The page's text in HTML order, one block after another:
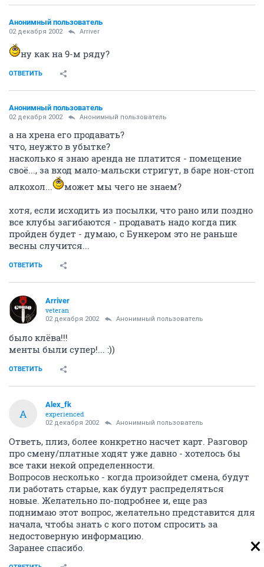
Анонимный пользователь
02 декабря 2002 Arriver
ну как на 9-м ряду?
ОТВЕТИТЬ
Анонимный пользователь
02 декабря 2002 Анонимный пользователь
а на хрена его продавать?
что, неужто в убытке?
насколько я знаю аренда не платится - помещение
своё..., за вход мало-мальски стригут, в баре нон-стоп
алкохол...
может мы чего не знаем?
хотя, если исходить из посылки, что рано или поздно
все клубы загибаются - продавать надо когда пик
пройден будет - думаю, с Бункером это не раньше
весны случится...
ОТВЕТИТЬ
Arriver
veteran
02 декабря 2002 Анонимный пользователь
было клёва!!!
менты были супер!... :))
ОТВЕТИТЬ
A
Alex_fk
experienced
02 декабря 2002 Анонимный пользователь
Ответь, плиз, более конкретно насчет карт. Разговор
про смену/платные ходят уже давно - хотелось бы
все таки некой определенности.
Вопросов несколько - когда произойдет смена, будут
ли работать старые, как будут распределяться
новые. Желательно по-подробнее и, еще раз
поднимаю этот вопрос, желательно представится для
начала, чтобы знать с кого потом спросить за
недостоверную информацию.
Заранее спасибо.